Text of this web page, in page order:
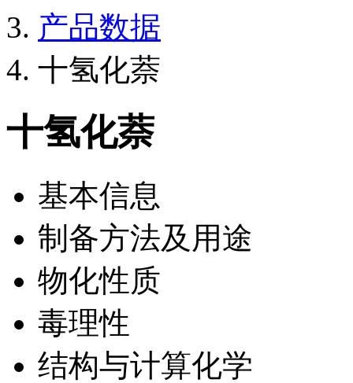
产品数据
十氢化萘
十氢化萘
基本信息
制备方法及用途
物化性质
毒理性
结构与计算化学